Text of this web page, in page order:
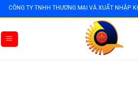
qua
nội
dung
CÔNG TY TNHH THƯƠNG MẠI VÀ XUẤT NHẬP